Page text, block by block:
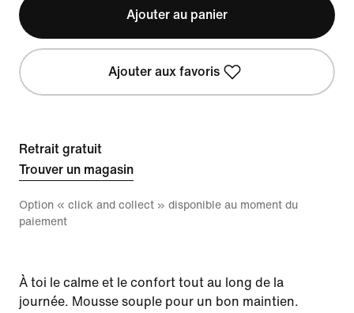
Ajouter au panier
Ajouter aux favoris
Retrait gratuit
Trouver un magasin
Option « click and collect » disponible au moment du
paiement
À toi le calme et le confort tout au long de la
journée. Mousse souple pour un bon maintien.